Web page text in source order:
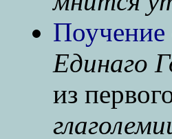
Поучение
Единаго
из